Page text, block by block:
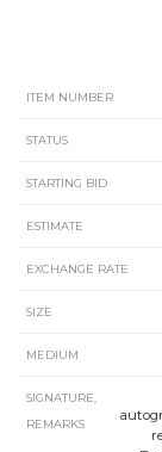
ITEM NUMBER
STATUS
STARTING BID
ESTIMATE
EXCHANGE RATE
SIZE
MEDIUM
SIGNATURE,
REMARKS